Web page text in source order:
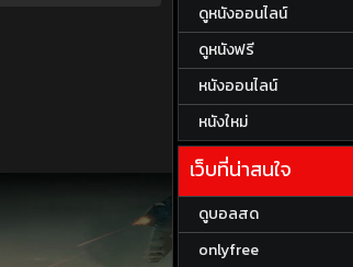
ดูหนังออนไลน์
ดูหนังฟรี
หนังออนไลน์
หนังใหม่
เว็บที่น่าสนใจ
ดูบอลสด
onlyfree